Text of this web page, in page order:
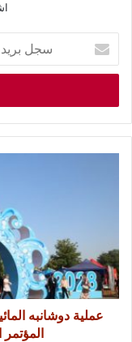
عملية دوشانبه